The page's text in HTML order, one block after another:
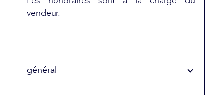
vendeur.
général